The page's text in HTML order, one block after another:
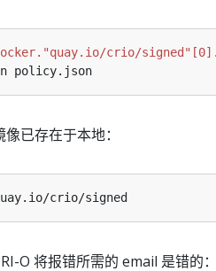
crio/
已存在于本地：
O 将报错所需的 email 是错的：